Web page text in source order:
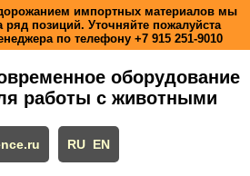
импортных материалов мы
позиций. Уточняйте пожалуйста
по телефону +7 915 251-9010
оборудование
работы с животными
RU EN